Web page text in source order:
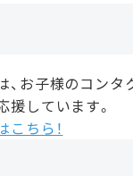
、お子様のコンタ
援しています。
こちら！